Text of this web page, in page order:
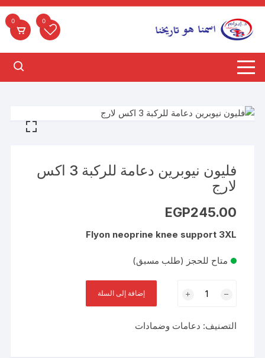
التجاوز
المحتوى
0
0
فليون نيوبرين دعامة للركبة 3 اكس
لارج
EGP245.00
Flyon neoprine knee support 3XL
متاح للحجز (طلب مسبق)
دعامة
إضافة إلى السلة
التصنيف: دعامات وضمادات